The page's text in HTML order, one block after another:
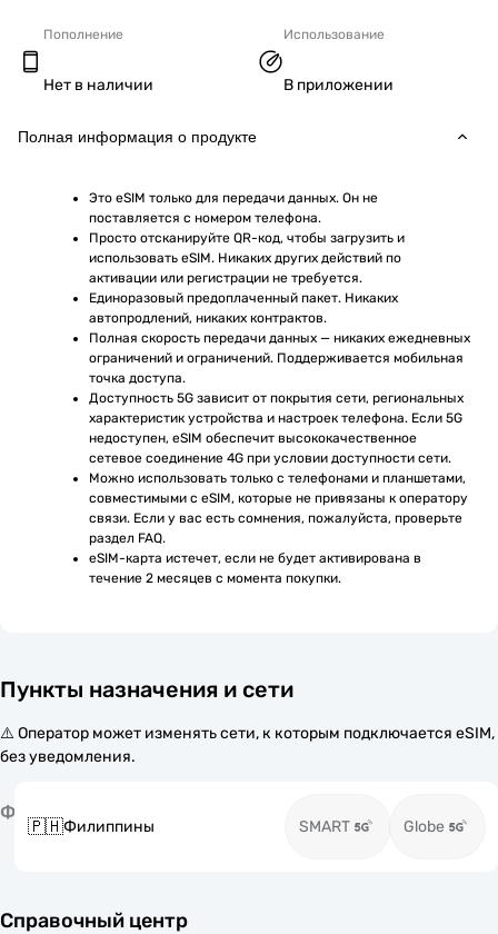
Пополнение
Нет в наличии
Использование
В приложении
Полная информация о продукте
Это eSIM только для передачи данных. Он не
поставляется с номером телефона.
Просто отсканируйте QR-код, чтобы загрузить и
использовать eSIM. Никаких других действий по
активации или регистрации не требуется.
Единоразовый предоплаченный пакет. Никаких
автопродлений, никаких контрактов.
Полная скорость передачи данных — никаких ежедневных
ограничений и ограничений. Поддерживается мобильная
точка доступа.
Доступность 5G зависит от покрытия сети, региональных
характеристик устройства и настроек телефона. Если 5G
недоступен, eSIM обеспечит высококачественное
сетевое соединение 4G при условии доступности сети.
Можно использовать только с телефонами и планшетами,
совместимыми с eSIM, которые не привязаны к оператору
связи. Если у вас есть сомнения, пожалуйста, проверьте
раздел FAQ.
eSIM-карта истечет, если не будет активирована в
течение 2 месяцев с момента покупки.
Пункты назначения и сети
⚠️ Оператор может изменять сети, к которым подключается eSIM,
без уведомления.
Ф
🇵🇭Филиппины SMART Globe
Справочный центр